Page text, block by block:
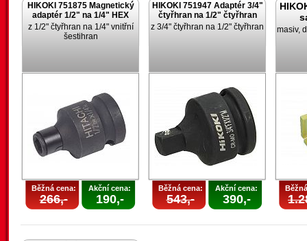
HIKOKI 751875 Magnetický
adaptér 1/2" na 1/4" HEX
z 1/2" čtyřhran na 1/4" vnitřní
šestihran
Běžná cena:
266,-
Akční cena:
190,-
HIKOKI 751947 Adaptér 3/4"
čtyřhran na 1/2" čtyřhran
z 3/4" čtyřhran na 1/2" čtyřhran
Běžná cena:
543,-
Akční cena:
390,-
masiv,